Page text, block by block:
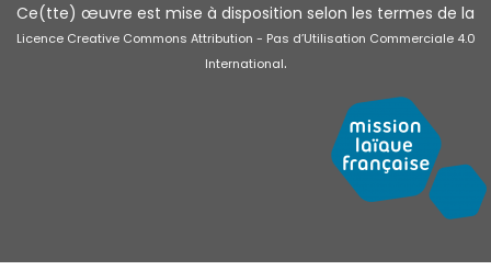
Ce(tte) œuvre est mise à disposition selon les termes de la
Licence Creative Commons Attribution - Pas d’Utilisation Commerciale 4.0
International.